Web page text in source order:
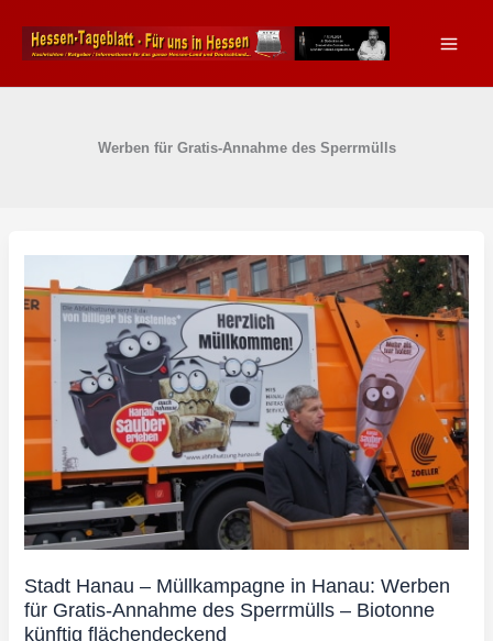
Inhalt
springen
Werben für Gratis-Annahme des Sperrmülls
Stadt Hanau – Müllkampagne in Hanau: Werben
für Gratis-Annahme des Sperrmülls – Biotonne
künftig flächendeckend